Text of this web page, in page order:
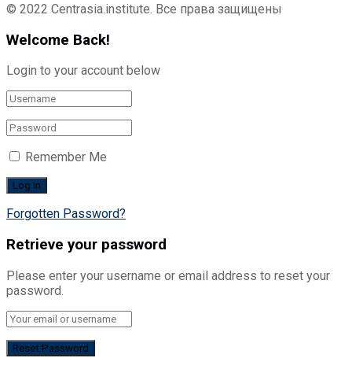
© 2022 Centrasia.institute. Все права защищены
Welcome Back!
Login to your account below
Remember Me
Forgotten Password?
Retrieve your password
Please enter your username or email address to reset your
password.